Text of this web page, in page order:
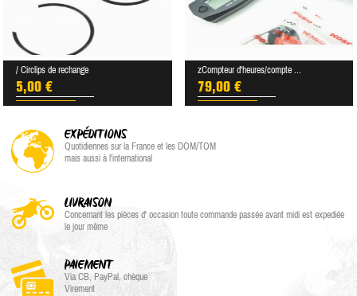
/ Circlips de rechange
5,00 €
zCompteur d'heures/compte ...
79,00 €
EXPÉDITIONS
Quotidiennes sur la France et les DOM/TOM
mais aussi à l'international
LIVRAISON
Concernant les pièces d' occasion toute commande passée avant midi est expediée
le jour même
PAIEMENT
Via CB, PayPal, chèque
Virement